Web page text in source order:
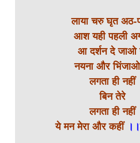
लाया चरु घृत अठ-
आश यही पहली
आ दर्शन दे जाओ
नयना और भिंजाओ
लगता ही नहीं
बिन तेरे
लगता ही नहीं
ये मन मेरा और कहीं